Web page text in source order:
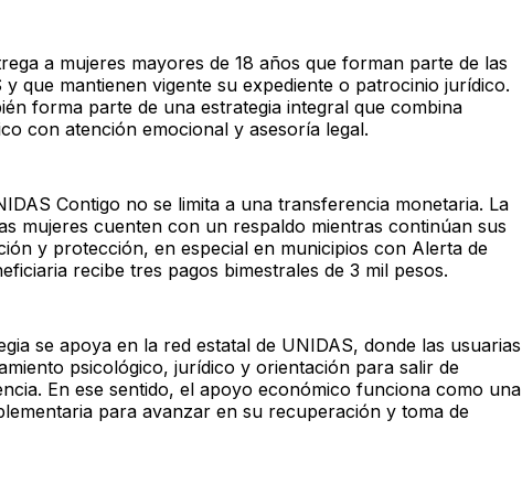
a mujeres mayores de 18 años que forman parte de las
y que mantienen vigente su expediente o patrocinio jurídico.
forma parte de una estrategia integral que combina
con atención emocional y asesoría legal.
Contigo no se limita a una transferencia monetaria. La
mujeres cuenten con un respaldo mientras continúan sus
y protección, en especial en municipios con Alerta de
recibe tres pagos bimestrales de 3 mil pesos.
se apoya en la red estatal de UNIDAS, donde las usuarias
psicológico, jurídico y orientación para salir de
En ese sentido, el apoyo económico funciona como una
para avanzar en su recuperación y toma de